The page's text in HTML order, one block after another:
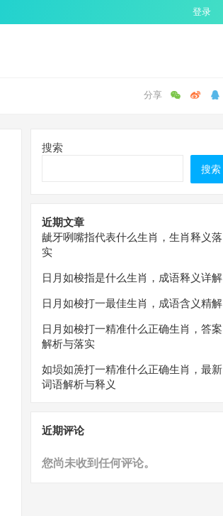
登录
搜索
搜索
近期文章
龇牙咧嘴指代表什么生肖，生肖释义落
实
日月如梭指是什么生肖，成语释义详解
日月如梭打一最佳生肖，成语含义精解
日月如梭打一精准什么正确生肖，答案
解析与落实
如埙如箎打一精准什么正确生肖，最新
词语解析与释义
近期评论
您尚未收到任何评论。